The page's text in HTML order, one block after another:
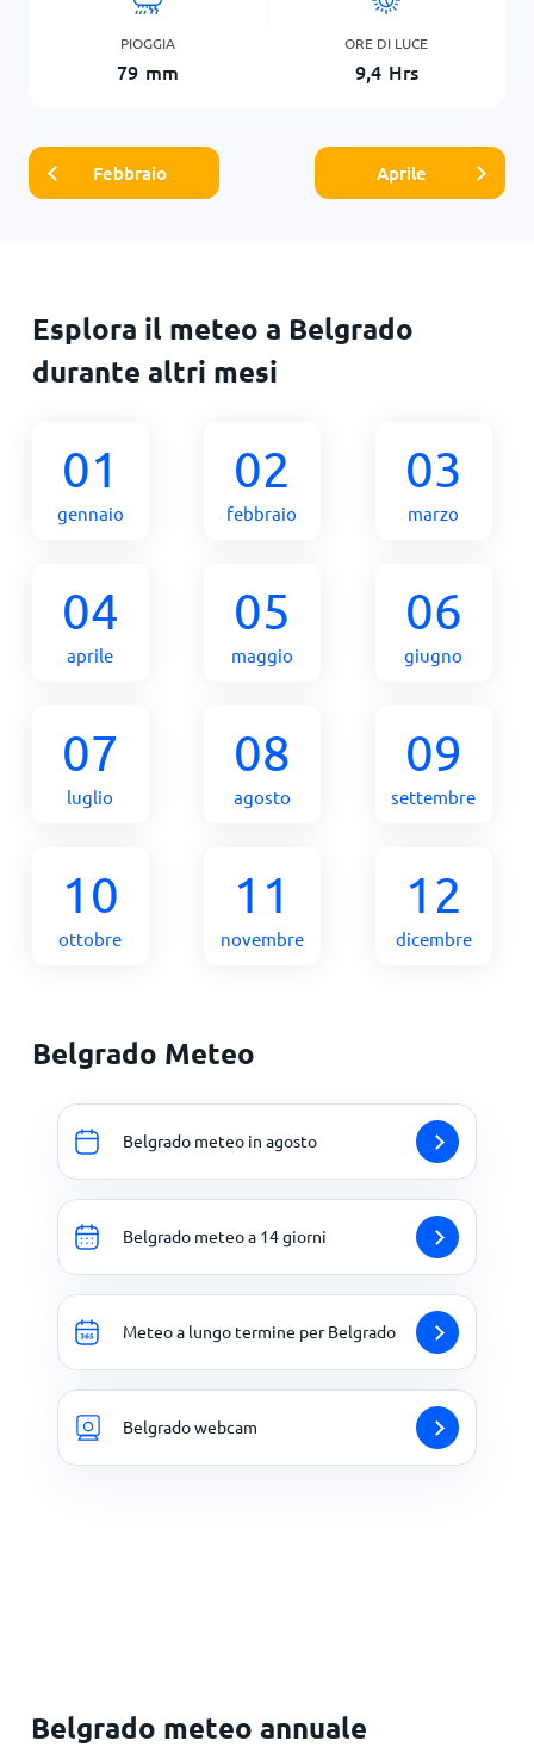
PIOGGIA
79 mm
ORE DI LUCE
9,4 Hrs
Febbraio Aprile
Esplora il meteo a Belgrado
durante altri mesi
01
gennaio
02
febbraio
03
marzo
04
aprile
05
maggio
06
giugno
07
luglio
08
agosto
09
settembre
10
ottobre
11
novembre
12
dicembre
Belgrado Meteo
Belgrado meteo in agosto
Belgrado meteo a 14 giorni
Meteo a lungo termine per Belgrado
Belgrado webcam
Belgrado meteo annuale